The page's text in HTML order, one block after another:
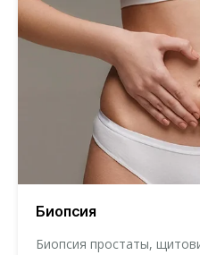
Биопсия
Биопсия простаты,